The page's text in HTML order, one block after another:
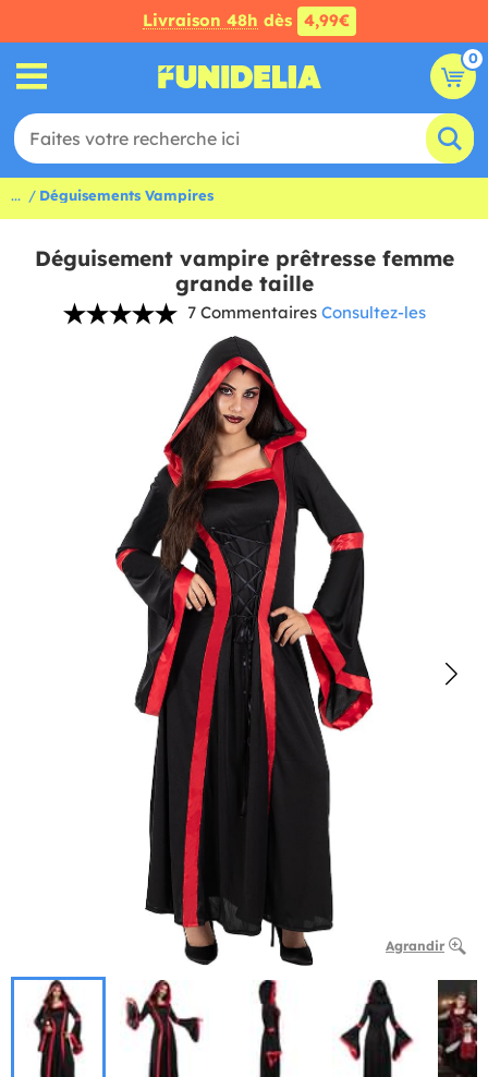
Livraison 48h dès 4,99€
0
... Déguisements Vampires
Déguisement vampire prêtresse femme
grande taille
7 Commentaires Consultez-les
Agrandir